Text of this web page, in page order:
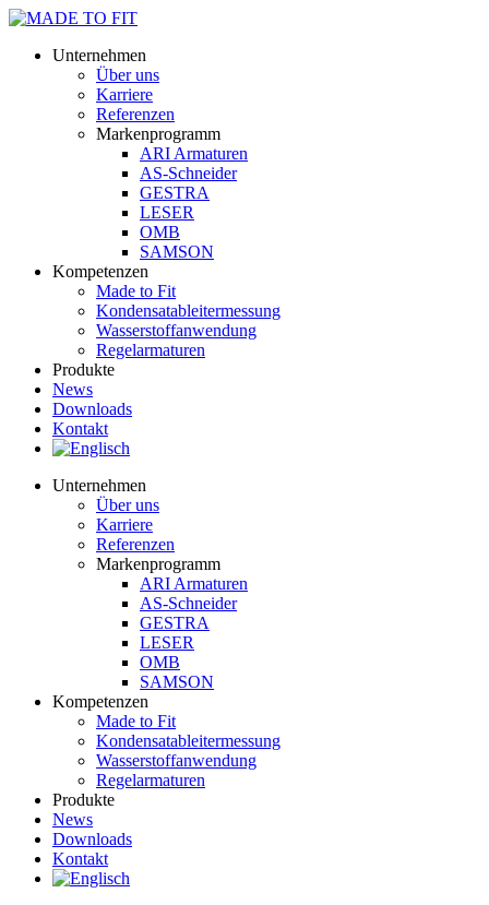
Unternehmen
Über uns
Karriere
Referenzen
Markenprogramm
ARI Armaturen
AS-Schneider
GESTRA
LESER
OMB
SAMSON
Kompetenzen
Made to Fit
Kondensat­ableiter­messung
Wasserstoff­anwendung
Regel­arma­turen
Produkte
News
Downloads
Kontakt
Unternehmen
Über uns
Karriere
Referenzen
Markenprogramm
ARI Armaturen
AS-Schneider
GESTRA
LESER
OMB
SAMSON
Kompetenzen
Made to Fit
Kondensat­ableiter­messung
Wasserstoff­anwendung
Regel­arma­turen
Produkte
News
Downloads
Kontakt